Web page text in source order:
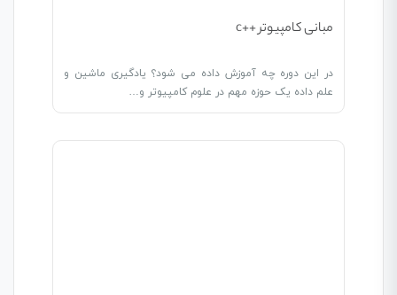
مبانی کامپیوتر ++c
در این دوره چه آموزش داده می شود؟ یادگیری ماشین و
علم داده یک حوزه مهم در علوم کامپیوتر و…